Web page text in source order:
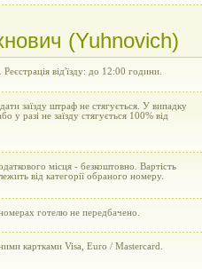
(Yuhnovich)
від'їзду: до 12:00 години.
заїзду штраф не стягується. У випадку
у разі не заїзду стягується 100% від
місця - безкоштовно. Вартість
від категорії обраного номеру.
готелю не передбачено.
картками Visa, Euro / Mastercard.